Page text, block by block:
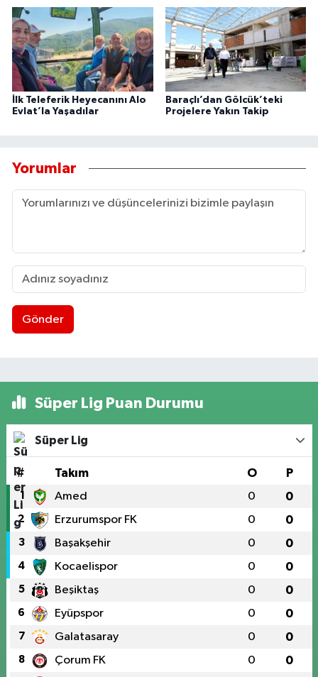
İlk Teleferik Heyecanını Alo
Evlat’la Yaşadılar
Baraçlı’dan Gölcük’teki
Projelere Yakın Takip
Yorumlar
Gönder
Süper Lig Puan Durumu
Süper Lig
# Takım O P
1 Amed 0 0
2 Erzurumspor FK 0 0
3 Başakşehir 0 0
4 Kocaelispor 0 0
5 Beşiktaş 0 0
6 Eyüpspor 0 0
7 Galatasaray 0 0
8 Çorum FK 0 0